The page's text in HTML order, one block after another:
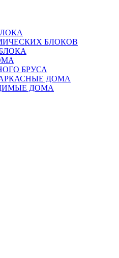
БЛОКОВ
БРУСА
ДОМА
ДОМА